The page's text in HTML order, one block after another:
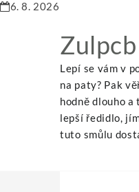
6. 8. 2026
Zulpcb
Lepí se vám v
na paty? Pak
hodně dlouho
lepší ředidlo,
tuto smůlu
Home Díky